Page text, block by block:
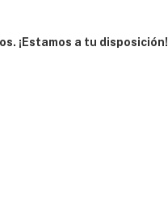
¡Estamos a tu disposición!